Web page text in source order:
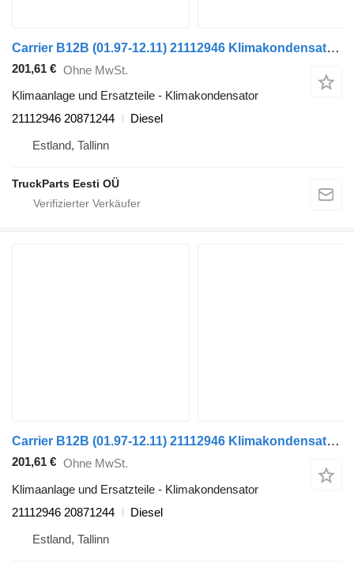
Carrier B12B (01.97-12.11) 21112946 Klimakondensator für Volvo B6, B7, B9, B10, B12 bus (1978-2011)
201,61 € Ohne MwSt.
Klimaanlage und Ersatzteile - Klimakondensator
21112946 20871244
Diesel
Estland, Tallinn
TruckParts Eesti OÜ
Carrier B12B (01.97-12.11) 21112946 Klimakondensator für Volvo B6, B7, B9, B10, B12 bus (1978-2011)
201,61 € Ohne MwSt.
Klimaanlage und Ersatzteile - Klimakondensator
21112946 20871244
Diesel
Estland, Tallinn